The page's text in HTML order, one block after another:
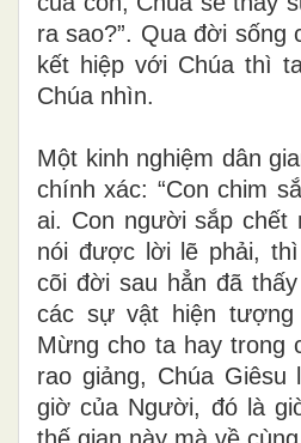
ra sao?”. Qua đời sống
kết hiệp với Chúa thì
Chúa nhìn.
Một kinh nghiệm dân
chính xác: “Con chim
ai. Con người sắp chết
nói được lời lẽ phải,
cõi đời sau hẳn đã
các sự vật hiện tượng
Mừng cho ta hay trong
rao giảng, Chúa Giêsu
giờ của Người, đó là
thế gian này mà về